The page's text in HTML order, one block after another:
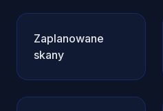
Zaplanowane
skany